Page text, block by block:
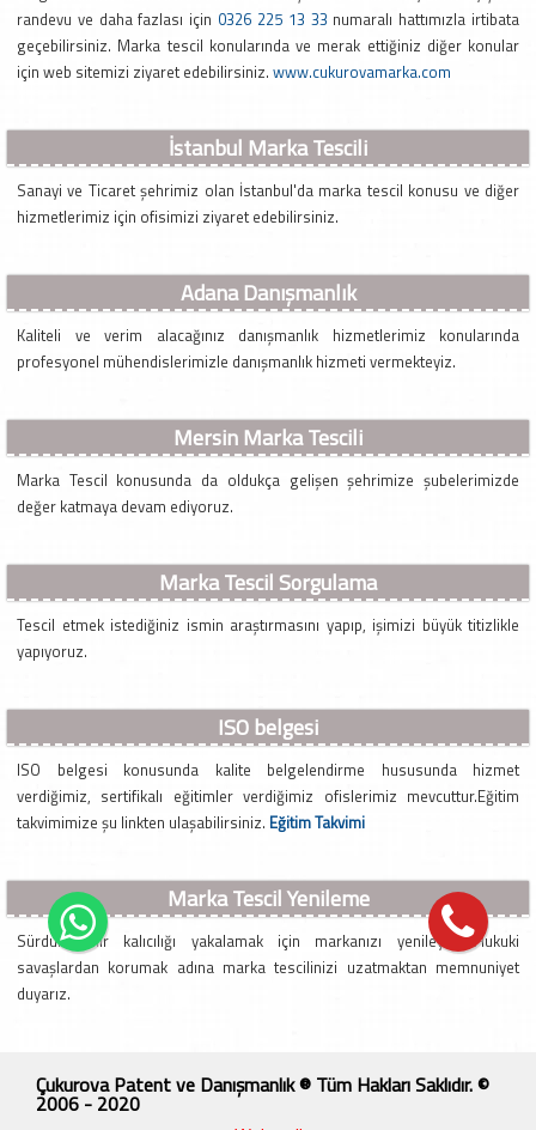
randevu ve daha fazlası için 0326 225 13 33 numaralı hattımızla irtibata
geçebilirsiniz. Marka tescil konularında ve merak ettiğiniz diğer konular
için web sitemizi ziyaret edebilirsiniz. www.cukurovamarka.com
İstanbul Marka Tescili
Sanayi ve Ticaret şehrimiz olan İstanbul'da marka tescil konusu ve diğer
hizmetlerimiz için ofisimizi ziyaret edebilirsiniz.
Adana Danışmanlık
Kaliteli ve verim alacağınız danışmanlık hizmetlerimiz konularında
profesyonel mühendislerimizle danışmanlık hizmeti vermekteyiz.
Mersin Marka Tescili
Marka Tescil konusunda da oldukça gelişen şehrimize şubelerimizde
değer katmaya devam ediyoruz.
Marka Tescil Sorgulama
Tescil etmek istediğiniz ismin araştırmasını yapıp, işimizi büyük titizlikle
yapıyoruz.
ISO belgesi
ISO belgesi konusunda kalite belgelendirme hususunda hizmet
verdiğimiz, sertifikalı eğitimler verdiğimiz ofislerimiz mevcuttur.Eğitim
takvimimize şu linkten ulaşabilirsiniz. Eğitim Takvimi
Marka Tescil Yenileme
Sürdürülebilir kalıcılığı yakalamak için markanızı yenileyin. Hukuki
savaşlardan korumak adına marka tescilinizi uzatmaktan memnuniyet
duyarız.
Çukurova Patent ve Danışmanlık ® Tüm Hakları Saklıdır. ©
2006 - 2020